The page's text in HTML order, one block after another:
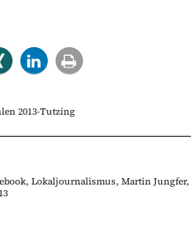
2013-Tutzing
, Lokaljournalismus, Martin Jungfer,